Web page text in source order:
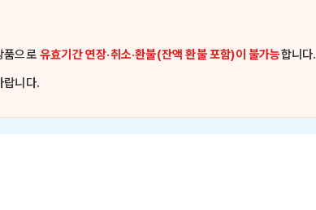
품으로유효기간 연장·취소·환불(잔액 환불 포함)이 불가능합니다.
랍니다.